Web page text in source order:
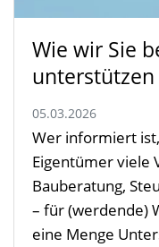
Wie wir Sie
unterstützen
05.03.2026
Wer informiert
Eigentümer viele
Bauberatung,
– für (werdende)
eine Menge